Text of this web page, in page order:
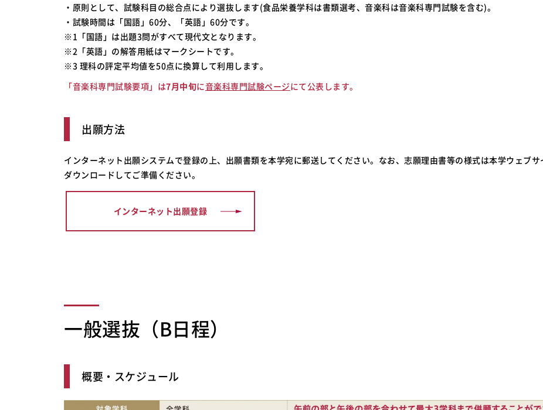
・原則として、試験科目の総合点により選抜します(食品栄養学科は書類選考、音楽科は音楽科専門試験を含む)。
・試験時間は「国語」60分、「英語」60分です。
※1「国語」は出題3問がすべて現代文となります。
※2「英語」の解答用紙はマークシートです。
※3 理科の評定平均値を50点に換算して利用します。
「音楽科専門試験要項」は7月中旬に音楽科専門試験ページにて公表します。
出願方法
インターネット出願システムで登録の上、出願書類を本学宛に郵送してください。なお、志願理由書等の様式は本学ウェブサ
ダウンロードしてご準備ください。
インターネット出願登録
一般選抜（B日程）
概要・スケジュール